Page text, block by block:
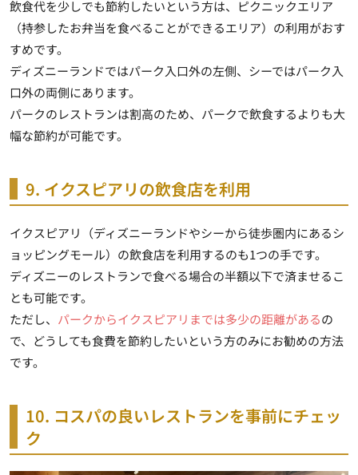
飲食代を少しでも節約したいという方は、ピクニックエリア
（持参したお弁当を食べることができるエリア）の利用がおす
すめです。
ディズニーランドではパーク入口外の左側、シーではパーク入
口外の両側にあります。
パークのレストランは割高のため、パークで飲食するよりも大
幅な節約が可能です。
9. イクスピアリの飲食店を利用
イクスピアリ（ディズニーランドやシーから徒歩圏内にあるシ
ョッピングモール）の飲食店を利用するのも1つの手です。
ディズニーのレストランで食べる場合の半額以下で済ませるこ
とも可能です。
ただし、 パークからイクスピアリまでは多少の距離があるの
で、どうしても食費を節約したいという方のみにお勧めの方法
です。
10. コスパの良いレストランを事前にチェッ
ク